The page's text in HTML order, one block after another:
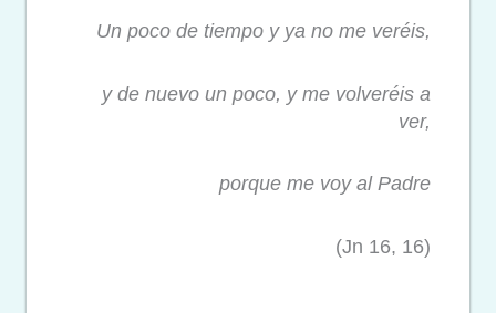
Un poco de tiempo y ya no me veréis,
y de nuevo un poco, y me volveréis a
ver,
porque me voy al Padre
(Jn 16, 16)